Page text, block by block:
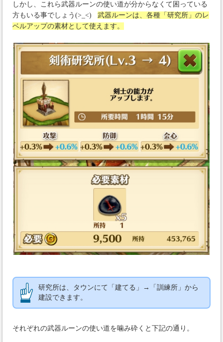
しかし、これら武器ルーンの使い道が分からなくて困っている
方もいる事でしょう(>_<)武器ルーンは、各種「研究所」のレ
ベルアップの素材として使えます。
研究所は、タウンにて「建てる」→「訓練所」から
建設できます。
それぞれの武器ルーンの使い道を噛み砕くと下記の通り。